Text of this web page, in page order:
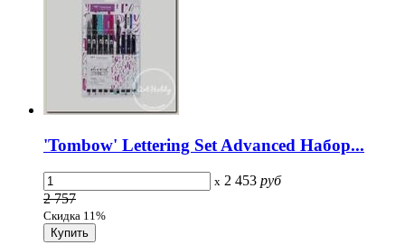
'Tombow' Lettering Set Advanced Набор...
x 2 453 руб
2 757
Скидка 11%